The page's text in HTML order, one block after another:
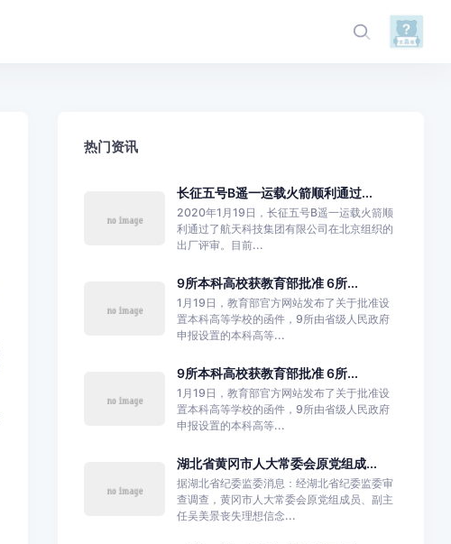
热门资讯
长征五号B遥一运载火箭顺利通过...
2020年1月19日，长征五号B遥一运载火箭顺
利通过了航天科技集团有限公司在北京组织的
出厂评审。目前...
9所本科高校获教育部批准 6所...
1月19日，教育部官方网站发布了关于批准设
置本科高等学校的函件，9所由省级人民政府
申报设置的本科高等...
9所本科高校获教育部批准 6所...
1月19日，教育部官方网站发布了关于批准设
置本科高等学校的函件，9所由省级人民政府
申报设置的本科高等...
湖北省黄冈市人大常委会原党组成...
据湖北省纪委监委消息：经湖北省纪委监委审
查调查，黄冈市人大常委会原党组成员、副主
任吴美景丧失理想信念...